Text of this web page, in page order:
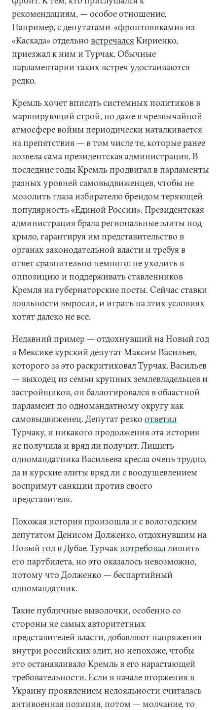
рекомендациям, — особое отношение.
Например, с депутатами-«фронтовиками» из
«Каскада» отдельно встречалсяКириенко,
приезжал к ним и Турчак. Обычные
парламентарии таких встреч удостаиваются
редко.
Кремль хочет вписать системных политиков в
марширующий строй, но даже в чрезвычайной
атмосфере войны периодически наталкивается
на препятствия — в том числе те, которые ранее
возвела сама президентская администрация. В
последние годы Кремль продвигал в парламенты
разных уровней самовыдвиженцев, чтобы не
мозолить глаза избирателю брендом теряющей
популярность «Единой России». Президентская
администрация брала региональные элиты под
крыло, гарантируя им представительство в
органах законодательной власти и требуя в
ответ сравнительно немного: не уходить в
оппозицию и поддерживать ставленников
Кремля на губернаторские посты. Сейчас ставки
лояльности выросли, и играть на этих условиях
хотят далеко не все.
Недавний пример — отдохнувший на Новый год
в Мексике курский депутат Максим Васильев,
которого за это раскритиковал Турчак. Васильев
— выходец из семьи крупных землевладельцев и
застройщиков, он баллотировался в областной
парламент по одномандатному округу как
самовыдвиженец. Депутат резко ответил
Турчаку, и никакого продолжения эта история
не получила и вряд ли получит. Лишить
одномандатника Васильева кресла очень трудно,
да и курские элиты вряд ли с воодушевлением
воспримут санкции против своего
представителя.
Похожая история произошла и с вологодским
депутатом Денисом Долженко, отдохнувшим на
Новый год в Дубае. Турчакпотребоваллишить
его партбилета, но это оказалось невозможно,
потому что Долженко — беспартийный
одномандатник.
Такие публичные выволочки, особенно со
стороны не самых авторитетных
представителей власти, добавляют напряжения
внутри российских элит, но непохоже, чтобы
это останавливало Кремль в его нарастающей
требовательности. Если в начале вторжения в
Украину проявлением нелояльности считалась
антивоенная позиция, потом — молчание, то